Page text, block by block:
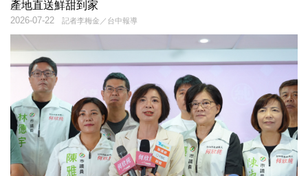
產地直送鮮甜到家
記者李梅金／台中報導
2026-07-22